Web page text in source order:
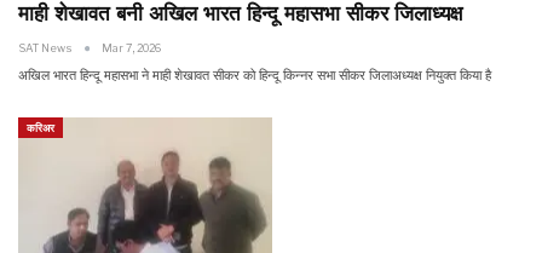
माही शेखावत बनी अखिल भारत हिन्दू महासभा सीकर जिलाध्यक्ष
SAT News Mar 7, 2026
अखिल भारत हिन्दू महासभा ने माही शेखावत सीकर को हिन्दू किन्नर सभा सीकर जिलाअध्यक्ष नियुक्त किया है
करिअर